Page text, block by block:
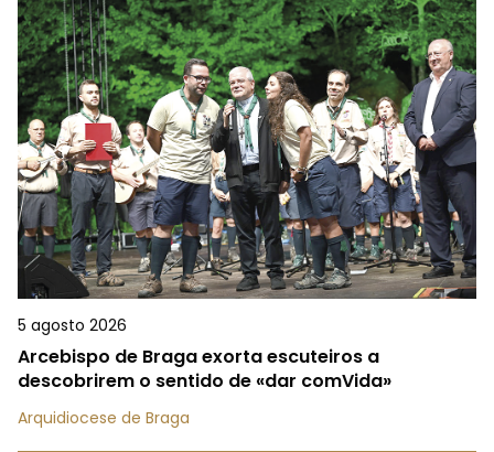
5 agosto 2026
Arcebispo de Braga exorta escuteiros a
descobrirem o sentido de «dar comVida»
Arquidiocese de Braga